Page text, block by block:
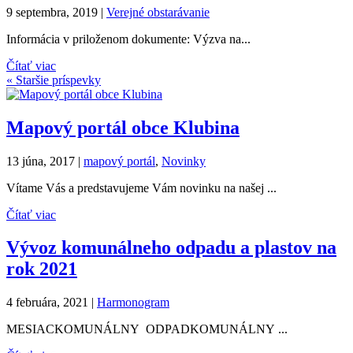
9 septembra, 2019 | Verejné obstarávanie
Informácia v priloženom dokumente: Výzva na...
Čítať viac
« Staršie príspevky
Mapový portál obce Klubina
13 júna, 2017 | mapový portál, Novinky
Vítame Vás a predstavujeme Vám novinku na našej ...
Čítať viac
Vývoz komunálneho odpadu a plastov na
rok 2021
4 februára, 2021 | Harmonogram
MESIACKOMUNÁLNY ODPADKOMUNÁLNY ...